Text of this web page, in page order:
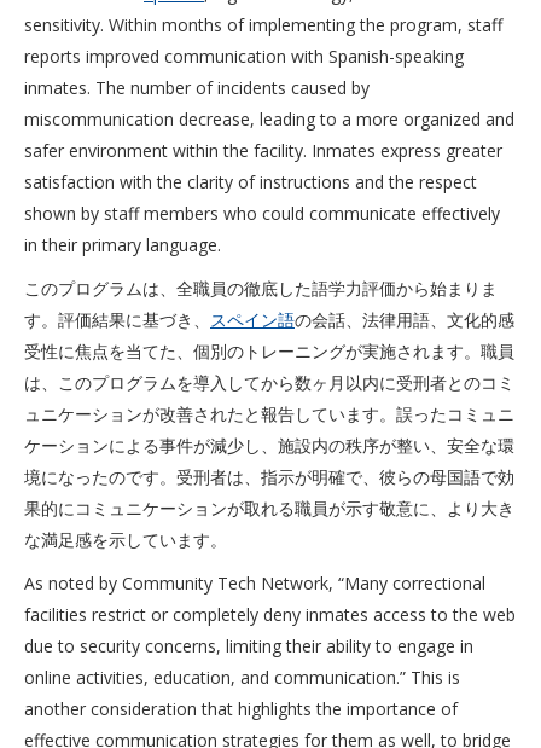
sensitivity. Within months of implementing the program, staff
reports improved communication with Spanish-speaking
inmates. The number of incidents caused by
miscommunication decrease, leading to a more organized and
safer environment within the facility. Inmates express greater
satisfaction with the clarity of instructions and the respect
shown by staff members who could communicate effectively
in their primary language.
このプログラムは、全職員の徹底した語学力評価から始まりま
す。評価結果に基づき、 スペイン語の会話、法律用語、文化的感
受性に焦点を当てた、個別のトレーニングが実施されます。職員
は、このプログラムを導入してから数ヶ月以内に受刑者とのコミ
ュニケーションが改善されたと報告しています。誤ったコミュニ
ケーションによる事件が減少し、施設内の秩序が整い、安全な環
境になったのです。受刑者は、指示が明確で、彼らの母国語で効
果的にコミュニケーションが取れる職員が示す敬意に、より大き
な満足感を示しています。
As noted by Community Tech Network, “Many correctional
facilities restrict or completely deny inmates access to the web
due to security concerns, limiting their ability to engage in
online activities, education, and communication.” This is
another consideration that highlights the importance of
effective communication strategies for them as well, to bridge